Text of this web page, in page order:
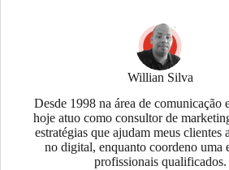
Willian Silva
Desde 1998 na área de comunicação
hoje atuo como consultor de
estratégias que ajudam meus clientes
no digital, enquanto coordeno uma
profissionais qualificados.